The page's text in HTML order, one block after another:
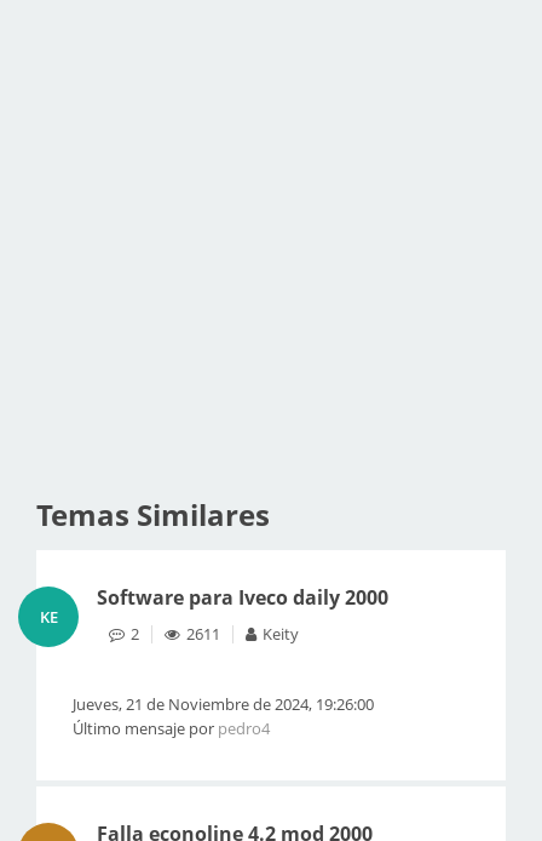
Temas Similares
KE
Software para Iveco daily 2000
2 2611 Keity
Jueves, 21 de Noviembre de 2024, 19:26:00
Último mensaje por pedro4
Falla econoline 4.2 mod 2000